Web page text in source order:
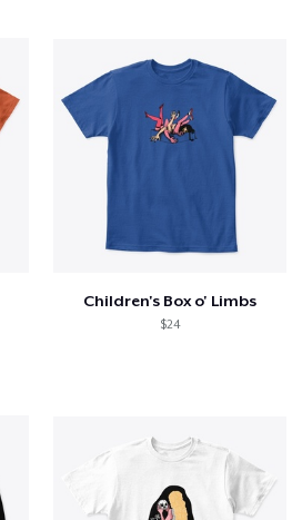
Children's Box o' Limbs
$24